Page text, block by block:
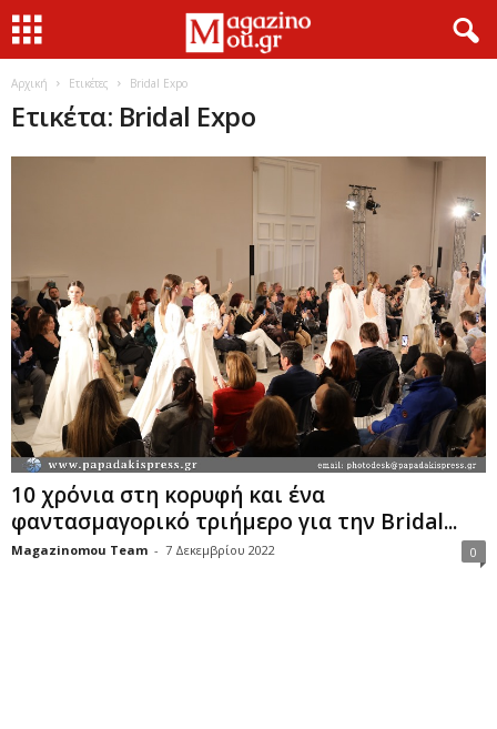
Αρχική Ετικέτες Bridal Expo
Ετικέτα: Bridal Expo
10 χρόνια στη κορυφή και ένα
φαντασμαγορικό τριήμερο για την Bridal...
Magazinomou Team - 7 Δεκεμβρίου 2022 0